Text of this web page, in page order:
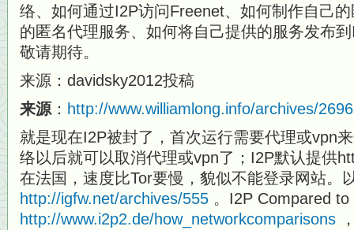
络、如何通过I2P访问Freenet、如何制作自己
的匿名代理服务、如何将自己提供的服务发布
敬请期待。
来源：davidsky2012投稿
来源 ： http://www.williamlong.info/archives/
就是现在I2P被封了，首次运行需要代理或vpn
络以后就可以取消代理或vpn了；I2P默认提供
在法国，速度比Tor要慢，貌似不能登录网站。
http://igfw.net/archives/555 。I2P Compared
http://www.i2p2.de/how_networkcomparisons